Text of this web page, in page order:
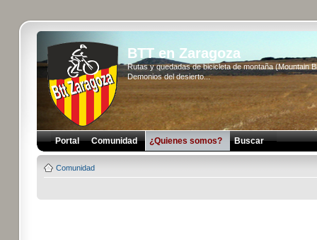
BTT en Zaragoza
Rutas y quedadas de bicicleta de montaña (Mountain
Demonios del desierto...
Portal Comunidad ¿Quienes somos? Buscar
Comunidad